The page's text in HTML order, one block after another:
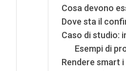
Cosa devono
Dove sta il
Caso di studio:
Esempi di
Rendere smart